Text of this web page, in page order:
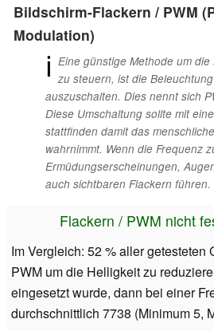
Bildschirm-Flackern / PWM
Modulation)
ℹ Eine günstige Methode um
zu steuern, ist die
auszuschalten. Dies nennt sich
Diese Umschaltung sollte mit
stattfinden damit das
wahrnimmt. Wenn die Frequenz
Ermüdungserscheinungen,
auch sichtbaren Flackern führen.
Flackern / PWM nicht
Im Vergleich: 52 % aller getesteten
PWM um die Helligkeit zu
eingesetzt wurde, dann bei einer
durchschnittlich 7738 (Minimum 5,